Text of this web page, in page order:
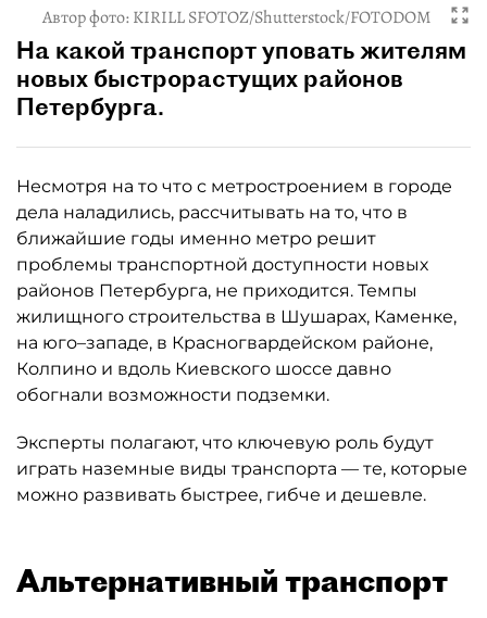
Автор фото:KIRILL SFOTOZ/Shutterstock/FOTODOM
На какой транспорт уповать жителям
новых быстрорастущих районов
Петербурга.
Несмотря на то что с метростроением в городе
дела наладились, рассчитывать на то, что в
ближайшие годы именно метро решит
проблемы транспортной доступности новых
районов Петербурга, не приходится. Темпы
жилищного строительства в Шушарах, Каменке,
на юго–западе, в Красногвардейском районе,
Колпино и вдоль Киевского шоссе давно
обогнали возможности подземки.
Эксперты полагают, что ключевую роль будут
играть наземные виды транспорта — те, которые
можно развивать быстрее, гибче и дешевле.
Альтернативный транспорт